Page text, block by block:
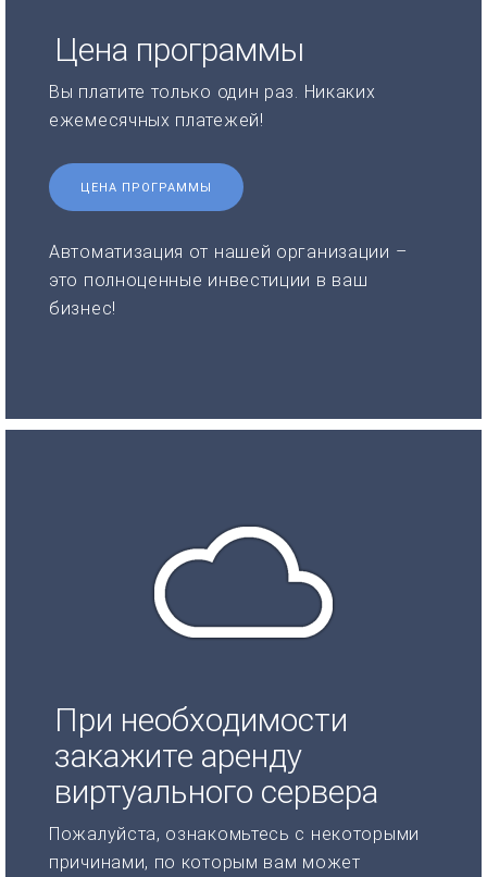
Цена программы
Вы платите только один раз. Никаких
ежемесячных платежей!
ЦЕНА ПРОГРАММЫ
Автоматизация от нашей организации –
это полноценные инвестиции в ваш
бизнес!
При необходимости
закажите аренду
виртуального сервера
Пожалуйста, ознакомьтесь с некоторыми
причинами, по которым вам может